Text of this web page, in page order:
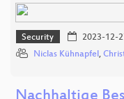
Security 2023-12-
Niclas Kühnapfel,